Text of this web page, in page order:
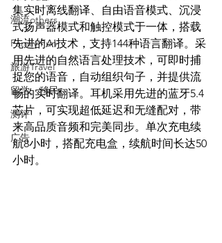
潮流others
Family Fun
旅游Travel
留学、移民
测评
广告
集实时离线翻译、自由语音模式、沉浸
式扬声器模式和触控模式于一体，搭载
先进的AI技术，支持144种语言翻译。采
用先进的自然语言处理技术，可即时捕
捉您的语音，自动组织句子，并提供流
畅的实时翻译。耳机采用先进的蓝牙5.4
芯片，可实现超低延迟和无缝配对，带
来高品质音频和完美同步。单次充电续
航8小时，搭配充电盒，续航时间长达50
小时。